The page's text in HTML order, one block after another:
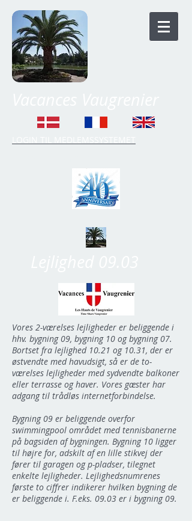
Vores 2-værelses lejligheder er beliggende i
hhv. bygning 09, bygning 10 og bygning 07.
Bortset fra lejlighed 10.21 og 10.31, der er
østvendte med havudsigt, så er de to-
værelses lejligheder med sydvendte balkoner
eller terrasse og haver. Vores gæster har
adgang til trådløs internetforbindelse.
Bygning 09 er beliggende overfor
swimmingpool området med tennisbanerne
på bagsiden af bygningen. Bygning 10 ligger
til højre for, adskilt af en lille stikvej der
fører til garagen og p-pladser, tilegnet
enkelte lejligheder. Lejlighedsnumrenes
første to ciffrer indikerer hvilken bygning de
er beliggende i. F.eks. 09.03 er i bygning 09.